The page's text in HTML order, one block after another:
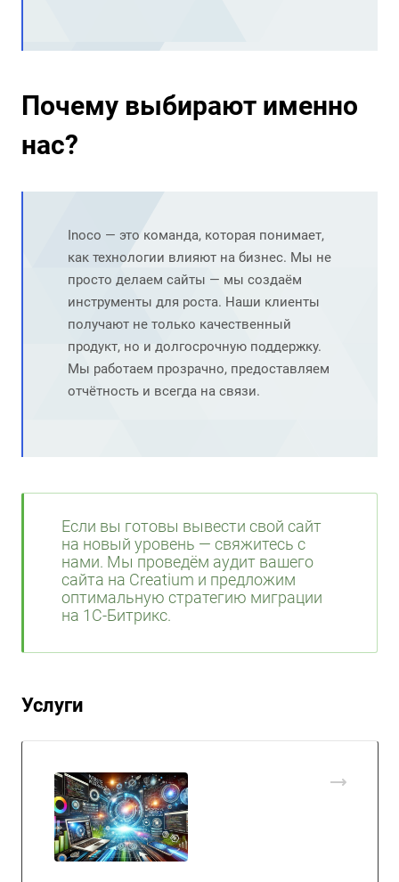
Почему выбирают именно
нас?
Inoco — это команда, которая понимает,
как технологии влияют на бизнес. Мы не
просто делаем сайты — мы создаём
инструменты для роста. Наши клиенты
получают не только качественный
продукт, но и долгосрочную поддержку.
Мы работаем прозрачно, предоставляем
отчётность и всегда на связи.
Если вы готовы вывести свой сайт
на новый уровень — свяжитесь с
нами. Мы проведём аудит вашего
сайта на Creatium и предложим
оптимальную стратегию миграции
на 1С-Битрикс.
Услуги